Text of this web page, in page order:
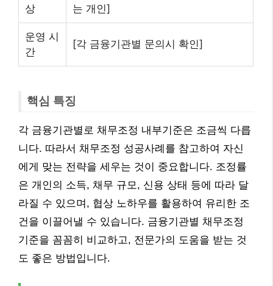
상
는 개인]
운영 시
간
[각 금융기관별 문의시 확인]
핵심 특징
각 금융기관별로 채무조정 내부기준은 조금씩 다릅
니다. 따라서 채무조정 성공사례를 참고하여 자신
에게 맞는 전략을 세우는 것이 중요합니다. 조정률
은 개인의 소득, 채무 규모, 신용 상태 등에 따라 달
라질 수 있으며, 협상 노하우를 활용하여 유리한 조
건을 이끌어낼 수 있습니다. 금융기관별 채무조정
기준을 꼼꼼히 비교하고, 전문가의 도움을 받는 것
도 좋은 방법입니다.